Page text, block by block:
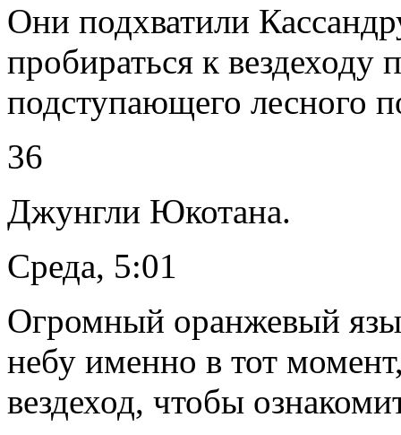
Они подхватили
пробираться к вездеходу
подступающего лесного
36
Джунгли Юкотана.
Среда, 5:01
Огромный оранжевый
небу именно в тот
вездеход, чтобы